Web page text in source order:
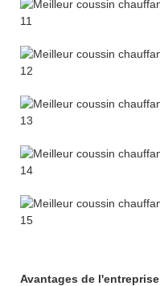
Avantages de l'entreprise